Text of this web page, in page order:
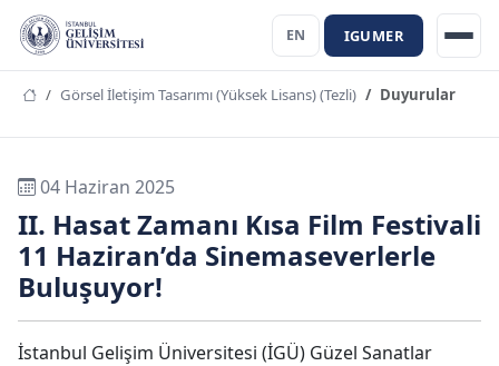
EN IGUMER
Görsel İletişim Tasarımı (Yüksek Lisans) (Tezli) Duyurular
04 Haziran 2025
II. Hasat Zamanı Kısa Film Festivali
11 Haziran’da Sinemaseverlerle
Buluşuyor!
İstanbul Gelişim Üniversitesi (İGÜ) Güzel Sanatlar